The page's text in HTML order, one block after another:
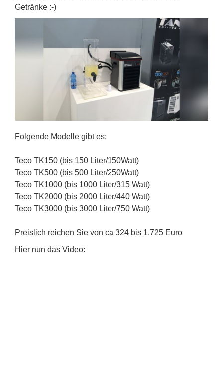
Getränke :-)
Folgende Modelle gibt es:
Teco TK150 (bis 150 Liter/150Watt)
Teco TK500 (bis 500 Liter/250Watt)
Teco TK1000 (bis 1000 Liter/315 Watt)
Teco TK2000 (bis 2000 Liter/440 Watt)
Teco TK3000 (bis 3000 Liter/750 Watt)
Preislich reichen Sie von ca 324 bis 1.725 Euro
Hier nun das Video: